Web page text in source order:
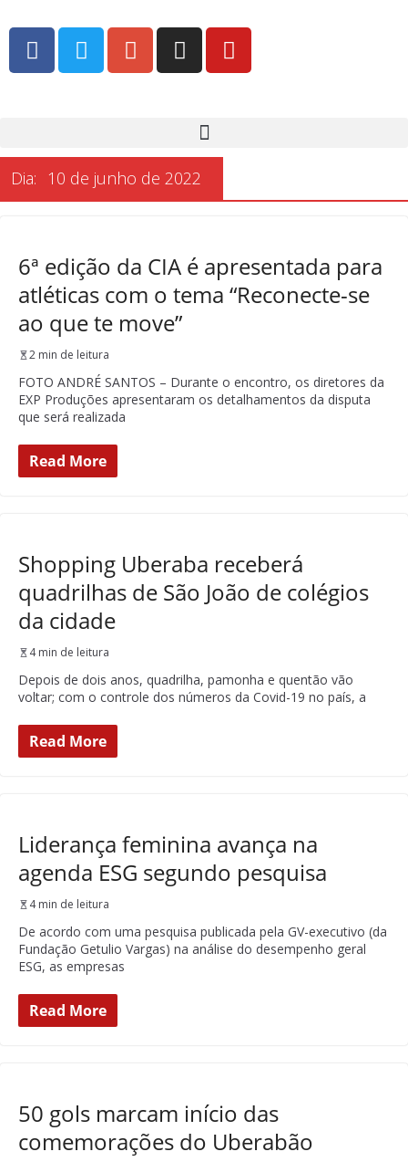
Dia: 10 de junho de 2022
6ª edição da CIA é apresentada para
atléticas com o tema “Reconecte-se
ao que te move”
2 min de leitura
FOTO ANDRÉ SANTOS – Durante o encontro, os diretores da
EXP Produções apresentaram os detalhamentos da disputa
que será realizada
Read More
Shopping Uberaba receberá
quadrilhas de São João de colégios
da cidade
4 min de leitura
Depois de dois anos, quadrilha, pamonha e quentão vão
voltar; com o controle dos números da Covid-19 no país, a
Read More
Liderança feminina avança na
agenda ESG segundo pesquisa
4 min de leitura
De acordo com uma pesquisa publicada pela GV-executivo (da
Fundação Getulio Vargas) na análise do desempenho geral
ESG, as empresas
Read More
50 gols marcam início das
comemorações do Uberabão